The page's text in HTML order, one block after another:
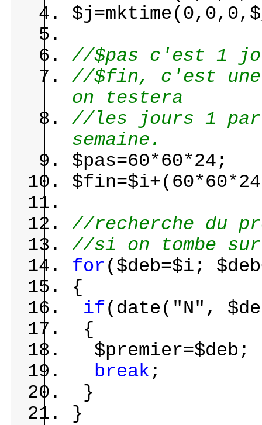
//$pas c'est 1
//$fin, c'est une
on testera
//les jours 1
semaine.
$pas=60*60*24;
//recherche du
//si on tombe
for($deb=$i;
{
if(date("N",
{
$premier=$deb;
break;
}
}